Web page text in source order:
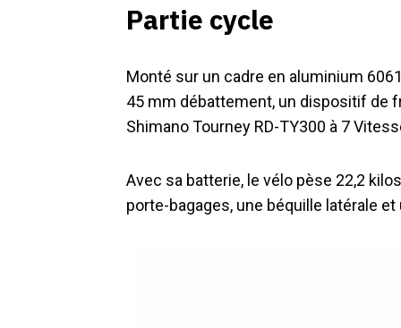
Partie cycle
Monté sur un cadre en aluminium
45 mm débattement, un dispositif de
Shimano Tourney RD-TY300 à 7
Avec sa batterie, le vélo pèse 22,2
porte-bagages, une béquille latérale